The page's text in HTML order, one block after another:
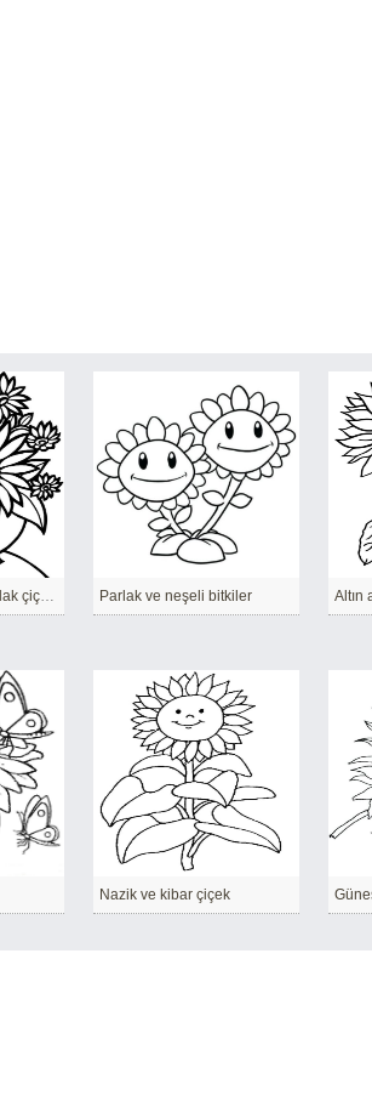
Vazoda güzel ve parlak çiçekler. Parlak ve neşeli bitkiler Altın
Nazik ve kibar çiçek